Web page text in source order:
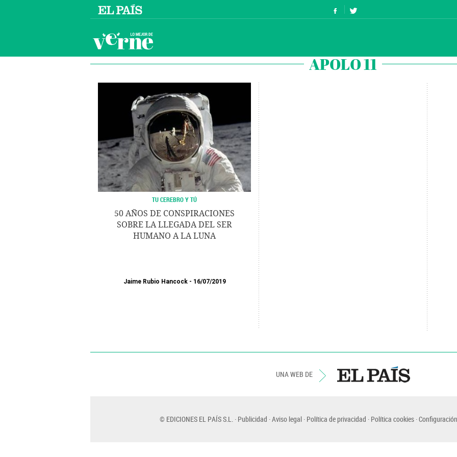
APOLO 11
TU CEREBRO Y TÚ
50 AÑOS DE CONSPIRACIONES
SOBRE LA LLEGADA DEL SER
HUMANO A LA LUNA
Jaime Rubio Hancock 16/07/2019
UNA WEB DE
© EDICIONES EL PAÍS S.L. Publicidad Aviso legal Política de privacidad Política cookies